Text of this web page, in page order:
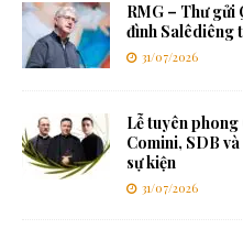
RMG – Thư gửi
đình Salêdiêng
31/07/2026
Lễ tuyên
Comini, SDB
sự kiện
31/07/2026